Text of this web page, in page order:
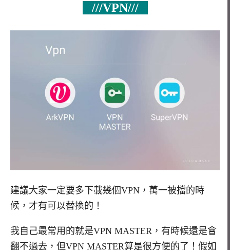
///VPN///
建議大家一定要多下載幾個VPN，萬一被擋的時
候，才有可以替換的！
我自己最常用的就是VPN MASTER，有時候還是會
翻不過去，但VPN MASTER算是很方便的了！假如